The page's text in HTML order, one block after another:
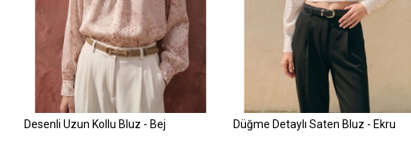
Sepete Ekle
Desenli Uzun Kollu Bluz - Bej
Sepete Ekle
Düğme Detaylı Saten Bluz - Ekru